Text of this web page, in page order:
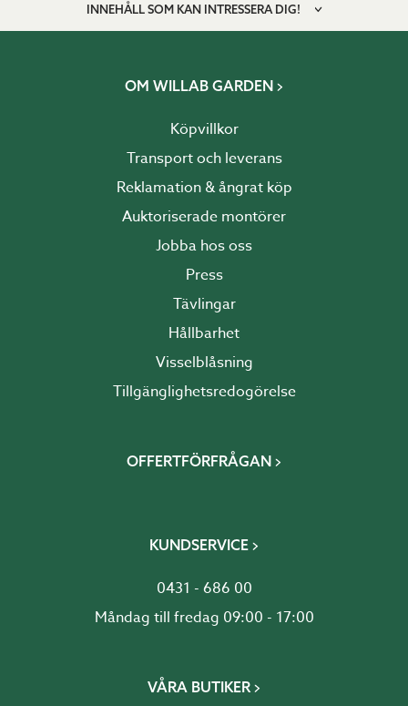
INNEHÅLL SOM KAN INTRESSERA DIG!
OM WILLAB GARDEN
Köpvillkor
Transport och leverans
Reklamation & ångrat köp
Auktoriserade montörer
Jobba hos oss
Press
Tävlingar
Hållbarhet
Visselblåsning
Tillgänglighetsredogörelse
OFFERTFÖRFRÅGAN
KUNDSERVICE
0431 - 686 00
Måndag till fredag 09:00 - 17:00
VÅRA BUTIKER